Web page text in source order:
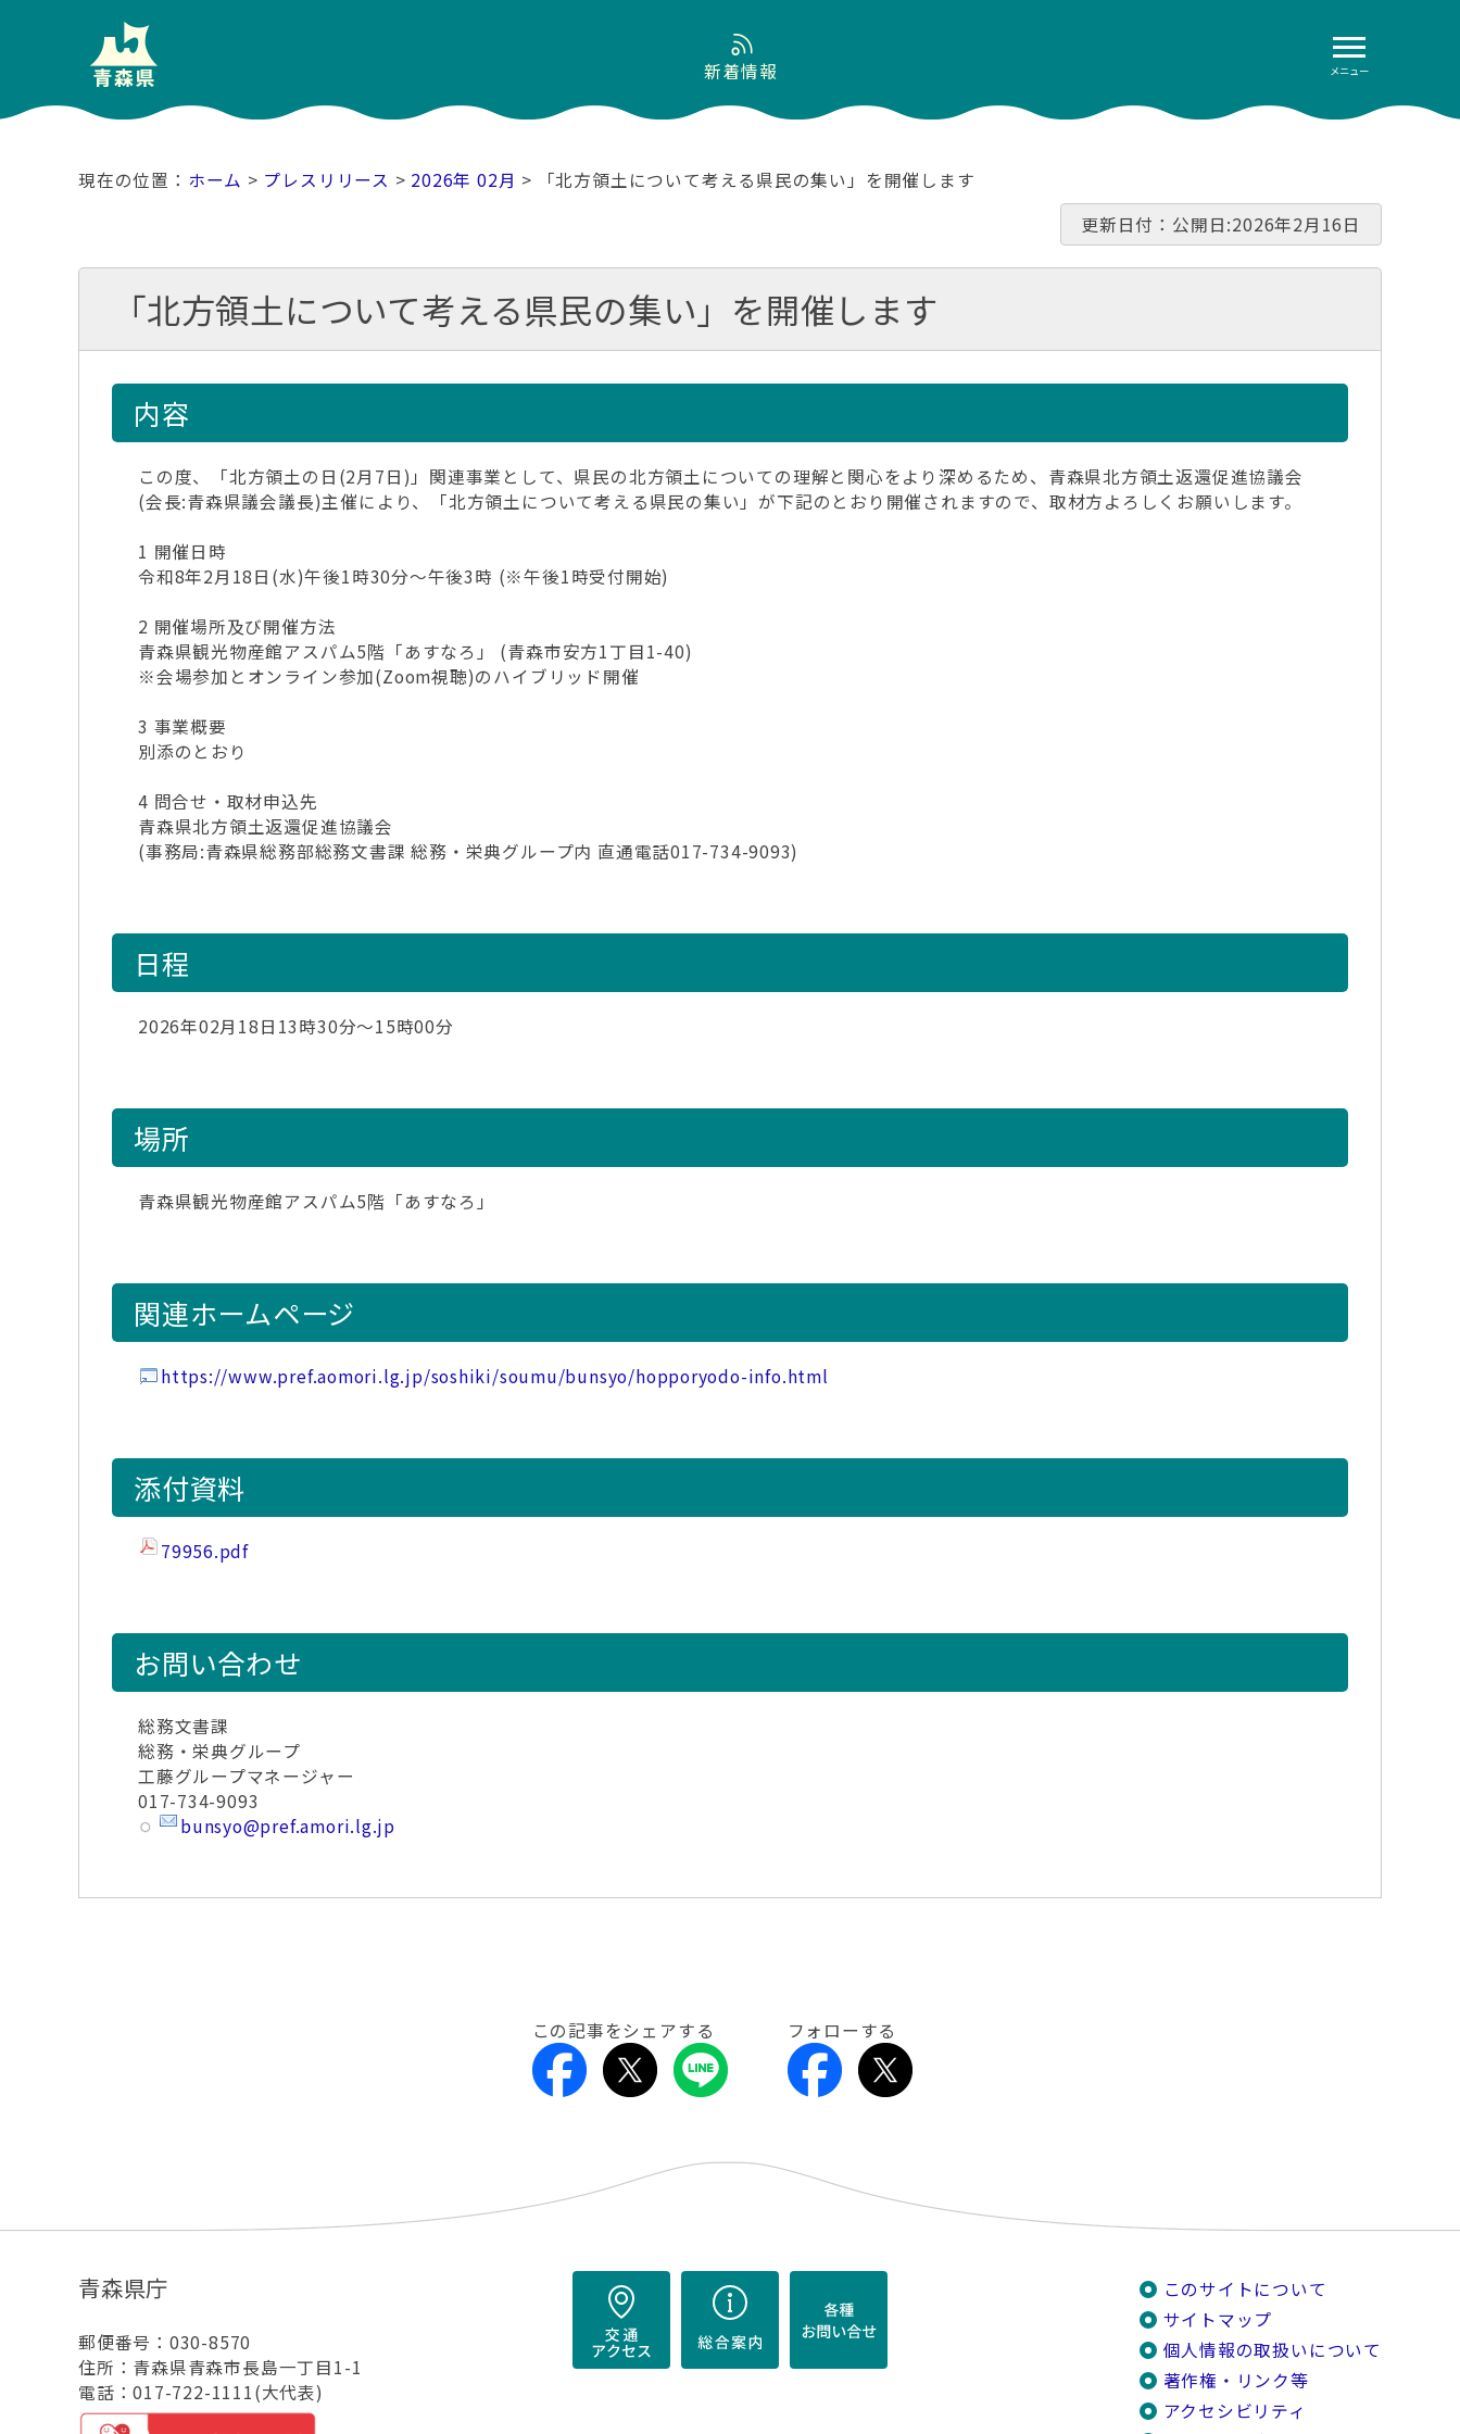
メニュー
新着情報
ホーム > プレスリリース > 2026年 02月 > 「北方領土について考える県民の集い」を開催します
更新日付：公開日:2026年2月16日
「北方領土について考える県民の集い」を開催します
内容
この度、「北方領土の日(2月7日)」関連事業として、県民の北方領土についての理解と関心をより深めるため、青森県北方領土返還促進協議会
(会長:青森県議会議長)主催により、「北方領土について考える県民の集い」が下記のとおり開催されますので、取材方よろしくお願いします。
1 開催日時
令和8年2月18日(水)午後1時30分～午後3時 (※午後1時受付開始)
2 開催場所及び開催方法
青森県観光物産館アスパム5階「あすなろ」 (青森市安方1丁目1-40)
※会場参加とオンライン参加(Zoom視聴)のハイブリッド開催
3 事業概要
別添のとおり
4 問合せ・取材申込先
青森県北方領土返還促進協議会
(事務局:青森県総務部総務文書課 総務・栄典グループ内 直通電話017-734-9093)
日程
2026年02月18日13時30分～15時00分
場所
青森県観光物産館アスパム5階「あすなろ」
関連ホームページ
https://www.pref.aomori.lg.jp/soshiki/soumu/bunsyo/hopporyodo-info.html
添付資料
79956.pdf
お問い合わせ
総務文書課
総務・栄典グループ
工藤グループマネージャー
017-734-9093
bunsyo@pref.amori.lg.jp
この記事をシェアする フォローする
青森県庁
郵便番号：030-8570
住所：青森県青森市長島一丁目1-1
電話：017-722-1111(大代表)
このサイトについて
サイトマップ
個人情報の取扱いについて
著作権・リンク等
アクセシビリティ